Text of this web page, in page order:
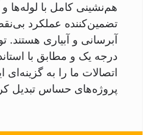
هم‌نشینی کامل با لوله‌ها
تضمین‌کننده عملکرد
آبرسانی و آبیاری هستند.
درجه یک و مطابق با
اتصالات ما را به گزینه‌ای
پروژه‌های حساس تبدیل